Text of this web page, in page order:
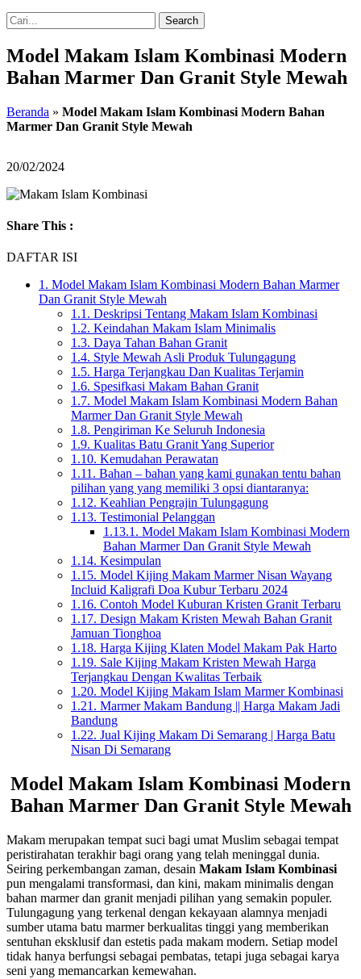
Search
Model Makam Islam Kombinasi Modern
Bahan Marmer Dan Granit Style Mewah
Beranda » Model Makam Islam Kombinasi Modern Bahan
Marmer Dan Granit Style Mewah
20/02/2024
Share This :
DAFTAR ISI
1. Model Makam Islam Kombinasi Modern Bahan Marmer
Dan Granit Style Mewah
1.1. Deskripsi Tentang Makam Islam Kombinasi
1.2. Keindahan Makam Islam Minimalis
1.3. Daya Tahan Bahan Granit
1.4. Style Mewah Asli Produk Tulungagung
1.5. Harga Terjangkau Dan Kualitas Terjamin
1.6. Spesifkasi Makam Bahan Granit
1.7. Model Makam Islam Kombinasi Modern Bahan
Marmer Dan Granit Style Mewah
1.8. Pengiriman Ke Seluruh Indonesia
1.9. Kualitas Batu Granit Yang Superior
1.10. Kemudahan Perawatan
1.11. Bahan – bahan yang kami gunakan tentu bahan
pilihan yang yang memiliki 3 opsi diantaranya:
1.12. Keahlian Pengrajin Tulungagung
1.13. Testimonial Pelanggan
1.13.1. Model Makam Islam Kombinasi Modern
Bahan Marmer Dan Granit Style Mewah
1.14. Kesimpulan
1.15. Model Kijing Makam Marmer Nisan Wayang
Incluid Kaligrafi Doa Kubur Terbaru 2024
1.16. Contoh Model Kuburan Kristen Granit Terbaru
1.17. Design Makam Kristen Mewah Bahan Granit
Jamuan Tionghoa
1.18. Harga Kijing Klaten Model Makam Pak Harto
1.19. Sale Kijing Makam Kristen Mewah Harga
Terjangkau Dengan Kwalitas Terbaik
1.20. Model Kijing Makam Islam Marmer Kombinasi
1.21. Marmer Makam Bandung || Harga Makam Jadi
Bandung
1.22. Jual Kijing Makam Di Semarang | Harga Batu
Nisan Di Semarang
Model Makam Islam Kombinasi Modern
Bahan Marmer Dan Granit Style Mewah
Makam merupakan tempat suci bagi umat Muslim sebagai tempat
peristirahatan terakhir bagi orang yang telah meninggal dunia.
Seiring perkembangan zaman, desain Makam Islam Kombinasi
pun mengalami transformasi, dan kini, makam minimalis dengan
bahan marmer dan granit menjadi pilihan yang semakin populer.
Tulungagung yang terkenal dengan kekayaan alamnya menjadi
sumber utama batu marmer berkualitas tinggi yang memberikan
sentuhan eksklusif dan estetis pada makam modern. Setiap model
tidak hanya berfungsi sebagai pembatas, tetapi juga sebagai karya
seni yang memancarkan kemewahan.